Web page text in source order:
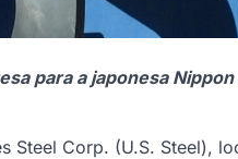
para a japonesa
Steel Corp. (U.S. Steel),